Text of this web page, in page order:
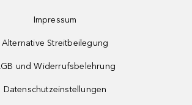
Impressum
Alternative Streitbeilegung
und Widerrufsbelehrung
Datenschutzeinstellungen